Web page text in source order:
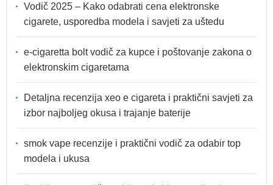
Vodič 2025 – Kako odabrati cena elektronske
cigarete, usporedba modela i savjeti za uštedu
e-cigaretta bolt vodič za kupce i poštovanje zakona o
elektronskim cigaretama
Detaljna recenzija xeo e cigareta i praktični savjeti za
izbor najboljeg okusa i trajanje baterije
smok vape recenzije i praktični vodič za odabir top
modela i ukusa